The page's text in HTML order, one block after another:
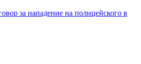
за нападение на полицейского в